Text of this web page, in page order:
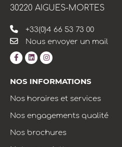
30220 AIGUES-MORTES
+33(0)4 66 53 73 00
Nous envoyer un mail
NOS INFORMATIONS
Nos horaires et services
Nos engagements qualité
Nos brochures